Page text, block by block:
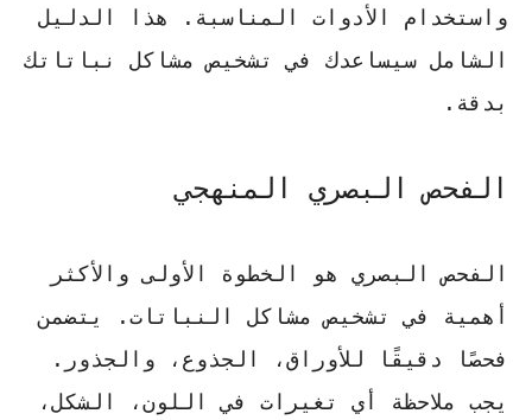
واستخدام الأدوات المناسبة. هذا الدليل
الشامل سيساعدك في تشخيص مشاكل نباتاتك
بدقة.
الفحص البصري المنهجي
الفحص البصري هو الخطوة الأولى والأكثر
أهمية في
تشخيص مشاكل النباتات. يتضمن
فحصًا دقيقًا للأوراق، الجذوع، والجذور.
يجب ملاحظة أي تغيرات في اللون، الشكل،